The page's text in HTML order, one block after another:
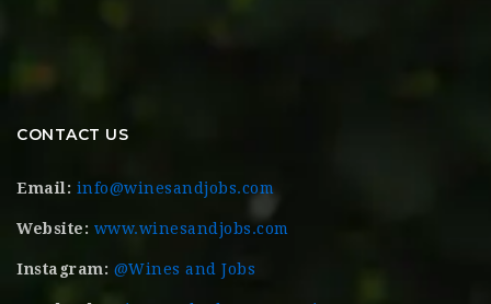
CONTACT US
Email: info@winesandjobs.com
Website: www.winesandjobs.com
Instagram: @Wines and Jobs